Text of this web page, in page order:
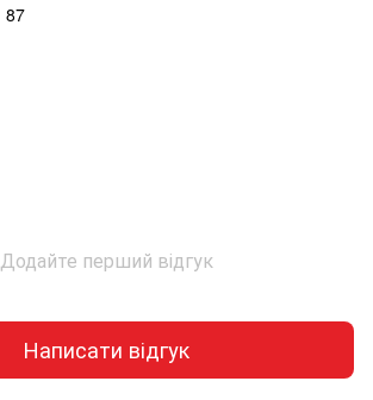
87
Додайте перший відгук
Написати відгук